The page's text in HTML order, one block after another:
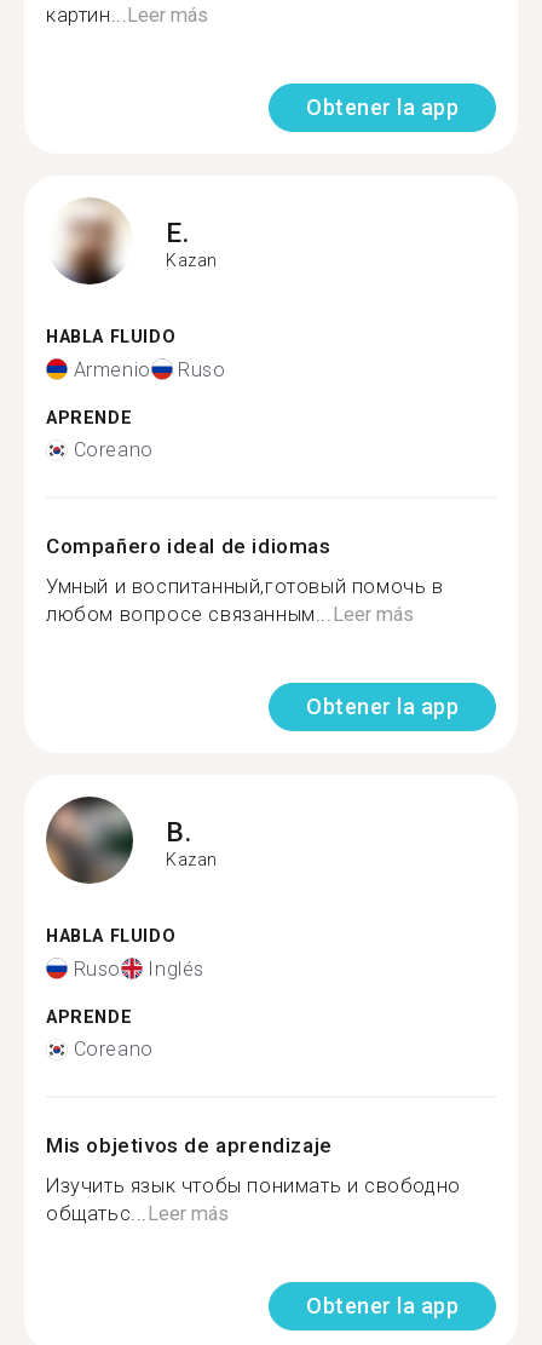
картин...Leer más
Obtener la app
E.
Kazan
HABLA FLUIDO
Armenio Ruso
APRENDE
Coreano
Compañero ideal de idiomas
Умный и воспитанный,готовый помочь в
любом вопросе связанным...Leer más
Obtener la app
B.
Kazan
HABLA FLUIDO
Ruso Inglés
APRENDE
Coreano
Mis objetivos de aprendizaje
Изучить язык чтобы понимать и свободно
общатьс...Leer más
Obtener la app